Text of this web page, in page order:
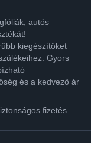
autós
kiegészítőket
Gyors
és a kedvező ár
fizetés